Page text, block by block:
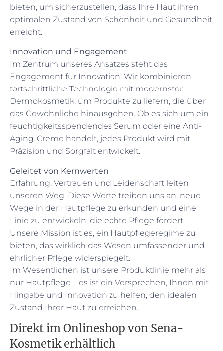
bieten, um sicherzustellen, dass Ihre Haut ihren
optimalen Zustand von Schönheit und Gesundheit
erreicht.
Innovation und Engagement
Im Zentrum unseres Ansatzes steht das
Engagement für Innovation. Wir kombinieren
fortschrittliche Technologie mit modernster
Dermokosmetik, um Produkte zu liefern, die über
das Gewöhnliche hinausgehen. Ob es sich um ein
feuchtigkeitsspendendes Serum oder eine Anti-
Aging-Creme handelt, jedes Produkt wird mit
Präzision und Sorgfalt entwickelt.
Geleitet von Kernwerten
Erfahrung, Vertrauen und Leidenschaft leiten
unseren Weg. Diese Werte treiben uns an, neue
Wege in der Hautpflege zu erkunden und eine
Linie zu entwickeln, die echte Pflege fördert.
Unsere Mission ist es, ein Hautpflegeregime zu
bieten, das wirklich das Wesen umfassender und
ehrlicher Pflege widerspiegelt.
Im Wesentlichen ist unsere Produktlinie mehr als
nur Hautpflege – es ist ein Versprechen, Ihnen mit
Hingabe und Innovation zu helfen, den idealen
Zustand Ihrer Haut zu erreichen.
Direkt im Onlineshop von Sena-
Kosmetik erhältlich